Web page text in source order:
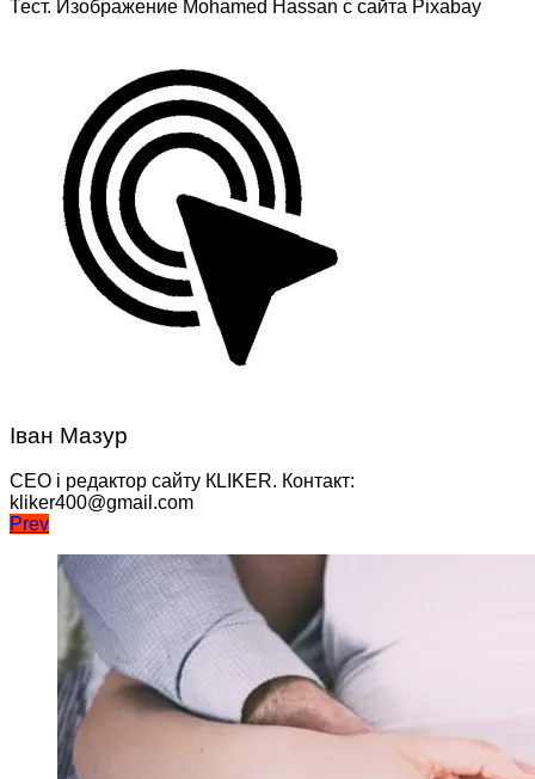
Тест. Изображение Mohamed Hassan с сайта Pixabay
Іван Мазур
CEO і редактор сайту КLIKER. Контакт:
kliker400@gmail.com
Навігація
записів
Prev